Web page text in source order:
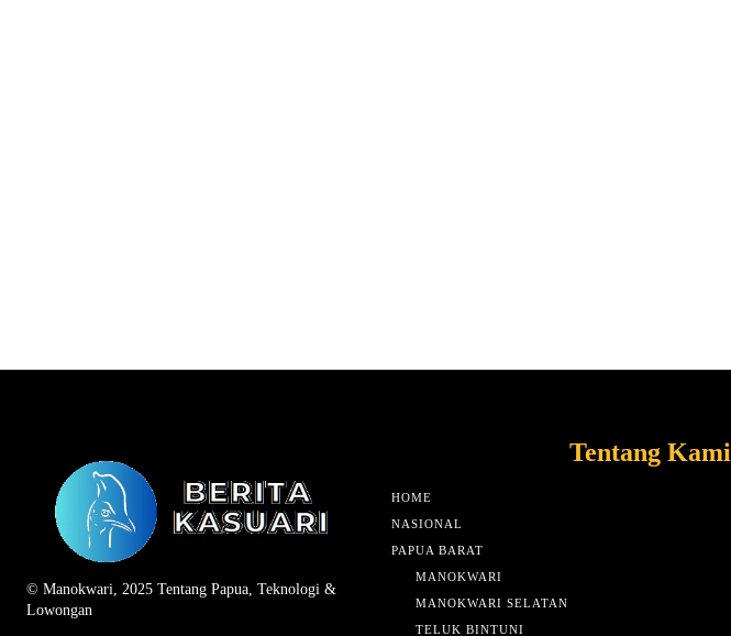
© Manokwari, 2025 Tentang Papua, Teknologi &
Lowongan
Tentang Kami
HOME
NASIONAL
PAPUA BARAT
MANOKWARI
MANOKWARI SELATAN
TELUK BINTUNI